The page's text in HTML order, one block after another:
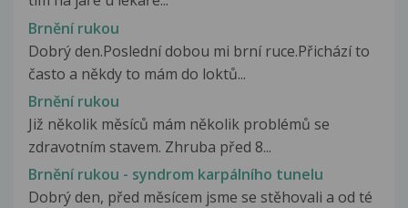
Brnění rukou
Dobrý den.Poslední dobou mi brní ruce.Přichází to
často a někdy to mám do loktů...
Brnění rukou
Již několik měsíců mám několik problémů se
zdravotním stavem. Zhruba před 8...
Brnění rukou - syndrom karpálního tunelu
Dobrý den, před měsícem jsme se stěhovali a od té